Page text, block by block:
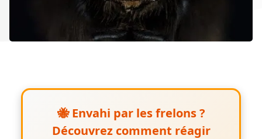
🐝Envahi par les frelons ?
Découvrez comment réagir